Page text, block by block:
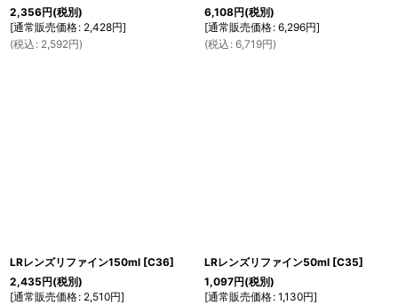
2,356円(税別)
[通常販売価格: 2,428円]
(税込 : 2,592円)
6,108円(税別)
[通常販売価格: 6,296円]
(税込 : 6,719円)
LRレンズリファイン150ml [C36]
2,435円(税別)
[通常販売価格: 2,510円]
LRレンズリファイン50ml [C35]
1,097円(税別)
[通常販売価格: 1,130円]